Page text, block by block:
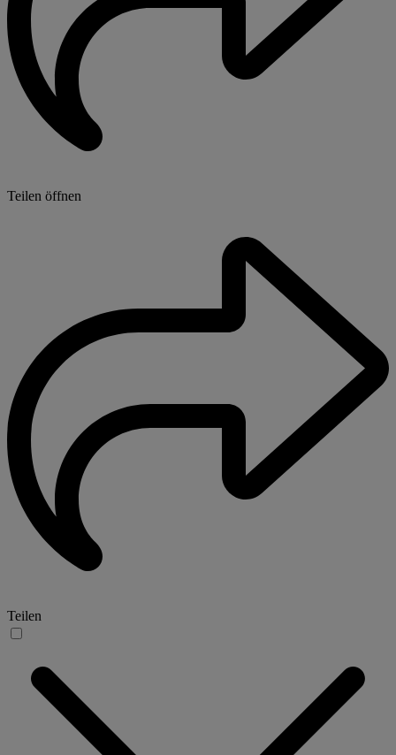
Teilen öffnen
Teilen